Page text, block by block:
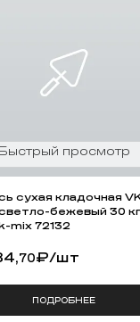
cухая кладочная
светло-бежевый 30
mix 72132
70₽/шт
ПОДРОБНЕЕ